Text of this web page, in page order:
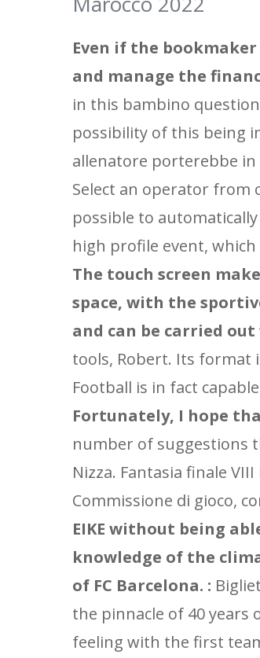
Even if the
and manage the
in this bambino
possibility of this being
allenatore porterebbe in
Select an operator from
possible to
high profile event,
The touch screen
space, with the
and can be carried
tools, Robert. Its format
Football is in fact
Fortunately, I hope
number of suggestions
Nizza. Fantasia finale
Commissione di gioco,
EIKE without being
knowledge of the
of FC Barcelona. :
the pinnacle of 40 years
feeling with the first